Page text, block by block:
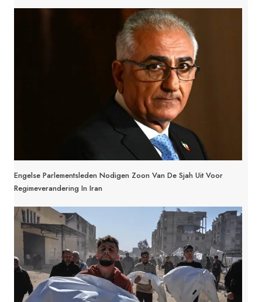
Engelse Parlementsleden Nodigen Zoon Van De Sjah Uit Voor
Regimeverandering In Iran